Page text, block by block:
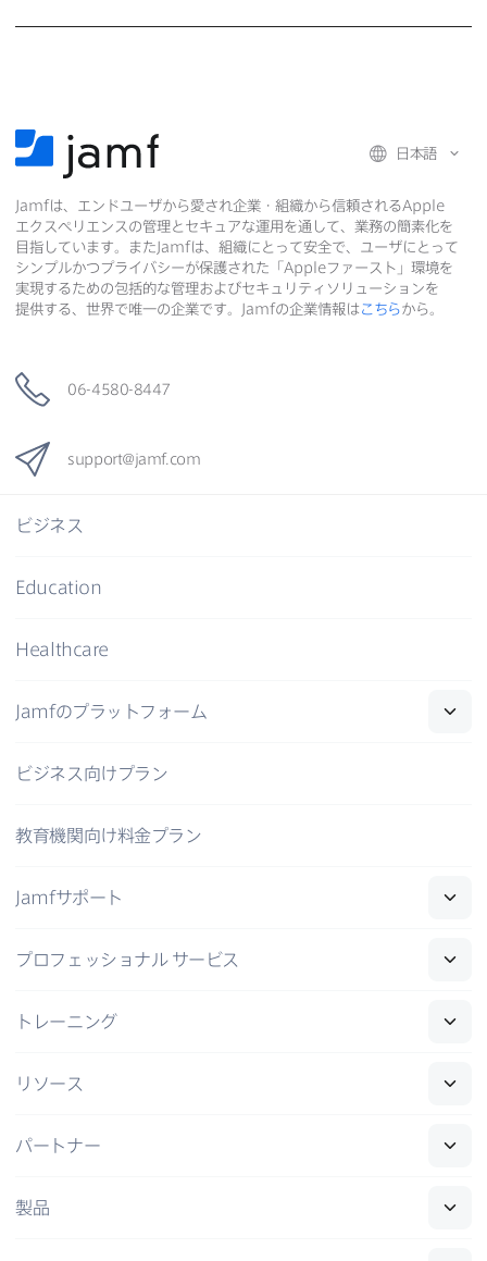
日本語
Jamfは、​エンドユーザから​愛され企業・組織から​信頼されるApple
エクスペリエンスの​管理と​セキュアな​運用を​通して、​業務の​簡素化を​
目指しています。​また Jamfは、​組織に​とって​安全で、​ユーザに​とって​
シンプルかつプライバシーが​保護された​「 Appleファースト」環境を​
実現する​ための​包括的な​管理および​セキュリティソリューションを​
提供する、​世界で​唯一の​企業です。
Jamfの​企業情報はこちらから。
06-4580-8447
support@jamf. com
ビジネス
Education
Healthcare
Jamfの​プラットフォーム
ビジネス向けプラン
教育機関向け料金プラン
Jamfサポート
プロフェッショナル サービス
トレーニング
リソース
パートナー
製品